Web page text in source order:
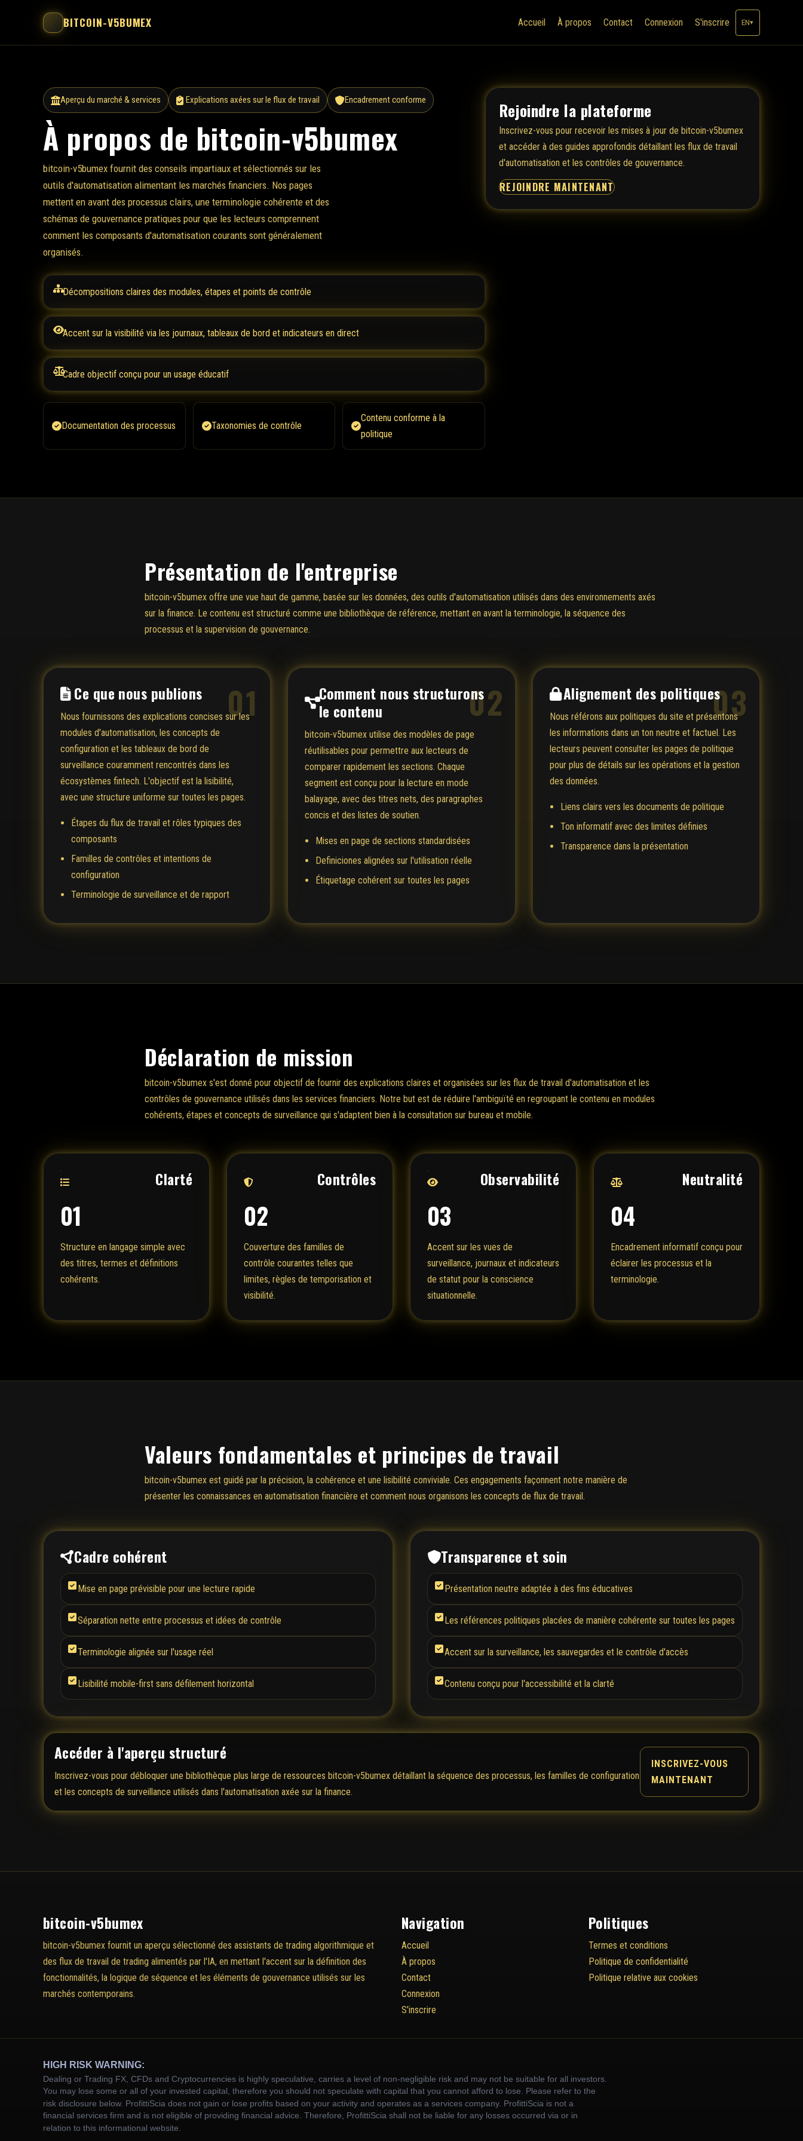
BITCOIN-V5BUMEX Accueil À propos Contact Connexion S'inscrire EN▾
Aperçu du marché & services Explications axées sur le flux de travail Encadrement conforme
À propos de bitcoin-v5bumex
bitcoin-v5bumex fournit des conseils impartiaux et sélectionnés sur les
outils d'automatisation alimentant les marchés financiers. Nos pages
mettent en avant des processus clairs, une terminologie cohérente et des
schémas de gouvernance pratiques pour que les lecteurs comprennent
comment les composants d'automatisation courants sont généralement
organisés.
Décompositions claires des modules, étapes et points de contrôle
Accent sur la visibilité via les journaux, tableaux de bord et indicateurs en direct
Cadre objectif conçu pour un usage éducatif
Documentation des processus Taxonomies de contrôle
Contenu conforme à la
politique
Rejoindre la plateforme
Inscrivez-vous pour recevoir les mises à jour de bitcoin-v5bumex
et accéder à des guides approfondis détaillant les flux de travail
d'automatisation et les contrôles de gouvernance.
REJOINDRE MAINTENANT
Présentation de l'entreprise
bitcoin-v5bumex offre une vue haut de gamme, basée sur les données, des outils d'automatisation utilisés dans des environnements axés
sur la finance. Le contenu est structuré comme une bibliothèque de référence, mettant en avant la terminologie, la séquence des
processus et la supervision de gouvernance.
01
Ce que nous publions
Nous fournissons des explications concises sur les
modules d'automatisation, les concepts de
configuration et les tableaux de bord de
surveillance couramment rencontrés dans les
écosystèmes fintech. L'objectif est la lisibilité,
avec une structure uniforme sur toutes les pages.
Étapes du flux de travail et rôles typiques des
composants
Familles de contrôles et intentions de
configuration
Terminologie de surveillance et de rapport
02
Comment nous structurons
le contenu
bitcoin-v5bumex utilise des modèles de page
réutilisables pour permettre aux lecteurs de
comparer rapidement les sections. Chaque
segment est conçu pour la lecture en mode
balayage, avec des titres nets, des paragraphes
concis et des listes de soutien.
Mises en page de sections standardisées
Definiciones alignées sur l'utilisation réelle
Étiquetage cohérent sur toutes les pages
03
Alignement des politiques
Nous référons aux politiques du site et présentons
les informations dans un ton neutre et factuel. Les
lecteurs peuvent consulter les pages de politique
pour plus de détails sur les opérations et la gestion
des données.
Liens clairs vers les documents de politique
Ton informatif avec des limites définies
Transparence dans la présentation
Déclaration de mission
bitcoin-v5bumex s'est donné pour objectif de fournir des explications claires et organisées sur les flux de travail d'automatisation et les
contrôles de gouvernance utilisés dans les services financiers. Notre but est de réduire l'ambiguïté en regroupant le contenu en modules
cohérents, étapes et concepts de surveillance qui s'adaptent bien à la consultation sur bureau et mobile.
Clarté
01
Structure en langage simple avec
des titres, termes et définitions
cohérents.
Contrôles
02
Couverture des familles de
contrôle courantes telles que
limites, règles de temporisation et
visibilité.
Observabilité
03
Accent sur les vues de
surveillance, journaux et indicateurs
de statut pour la conscience
situationnelle.
Neutralité
04
Encadrement informatif conçu pour
éclairer les processus et la
terminologie.
Valeurs fondamentales et principes de travail
bitcoin-v5bumex est guidé par la précision, la cohérence et une lisibilité conviviale. Ces engagements façonnent notre manière de
présenter les connaissances en automatisation financière et comment nous organisons les concepts de flux de travail.
Cadre cohérent
Mise en page prévisible pour une lecture rapide
Séparation nette entre processus et idées de contrôle
Terminologie alignée sur l'usage réel
Lisibilité mobile-first sans défilement horizontal
Transparence et soin
Présentation neutre adaptée à des fins éducatives
Les références politiques placées de manière cohérente sur toutes les pages
Accent sur la surveillance, les sauvegardes et le contrôle d'accès
Contenu conçu pour l'accessibilité et la clarté
Accéder à l'aperçu structuré
Inscrivez-vous pour débloquer une bibliothèque plus large de ressources bitcoin-v5bumex détaillant la séquence des processus, les familles de configuration
et les concepts de surveillance utilisés dans l'automatisation axée sur la finance.
INSCRIVEZ-VOUS
MAINTENANT
bitcoin-v5bumex
bitcoin-v5bumex fournit un aperçu sélectionné des assistants de trading algorithmique et
des flux de travail de trading alimentés par l'IA, en mettant l'accent sur la définition des
fonctionnalités, la logique de séquence et les éléments de gouvernance utilisés sur les
marchés contemporains.
Navigation
Accueil
À propos
Contact
Connexion
S'inscrire
Politiques
Termes et conditions
Politique de confidentialité
Politique relative aux cookies